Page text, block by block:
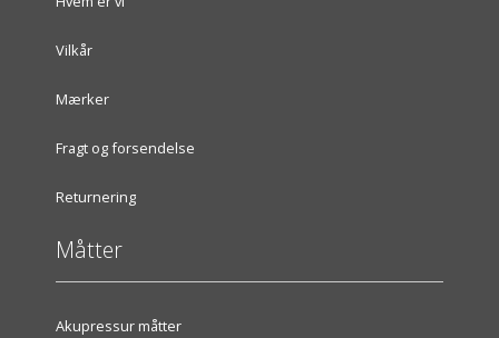
Vilkår
Mærker
Fragt og forsendelse
Returnering
Måtter
Akupressur måtter